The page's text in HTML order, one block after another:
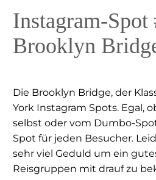
Instagram-Spot
Brooklyn
Die Brooklyn Bridge, der
York Instagram Spots. Egal,
selbst oder vom Dumbo-
Spot für jeden Besucher.
sehr viel Geduld um ein
Reisgruppen mit drauf zu